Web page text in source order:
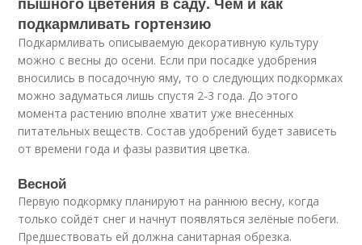
подкармливать гортензию
Подкармливать описываемую декоративную культуру
можно с весны до осени. Если при посадке удобрения
вносились в посадочную яму, то о следующих подкормках
можно задуматься лишь спустя 2-3 года. До этого
момента растению вполне хватит уже внесённых
питательных веществ. Состав удобрений будет зависеть
от времени года и фазы развития цветка.
Весной
Первую подкормку планируют на раннюю весну, когда
только сойдёт снег и начнут появляться зелёные побеги.
Предшествовать ей должна санитарная обрезка.